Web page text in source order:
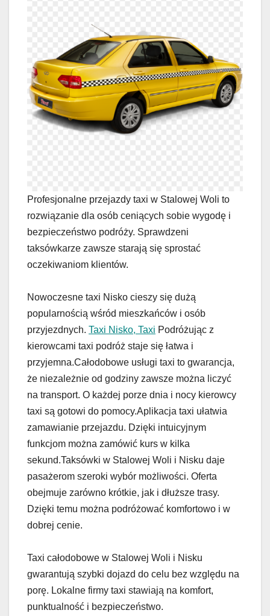
Profesjonalne przejazdy taxi w Stalowej Woli to
rozwiązanie dla osób ceniących sobie wygodę i
bezpieczeństwo podróży. Sprawdzeni
taksówkarze zawsze starają się sprostać
oczekiwaniom klientów.
Nowoczesne taxi Nisko cieszy się dużą
popularnością wśród mieszkańców i osób
przyjezdnych. Taxi Nisko, Taxi Podróżując z
kierowcami taxi podróż staje się łatwa i
przyjemna.Całodobowe usługi taxi to gwarancja,
że niezależnie od godziny zawsze można liczyć
na transport. O każdej porze dnia i nocy kierowcy
taxi są gotowi do pomocy.Aplikacja taxi ułatwia
zamawianie przejazdu. Dzięki intuicyjnym
funkcjom można zamówić kurs w kilka
sekund.Taksówki w Stalowej Woli i Nisku daje
pasażerom szeroki wybór możliwości. Oferta
obejmuje zarówno krótkie, jak i dłuższe trasy.
Dzięki temu można podróżować komfortowo i w
dobrej cenie.
Taxi całodobowe w Stalowej Woli i Nisku
gwarantują szybki dojazd do celu bez względu na
porę. Lokalne firmy taxi stawiają na komfort,
punktualność i bezpieczeństwo.